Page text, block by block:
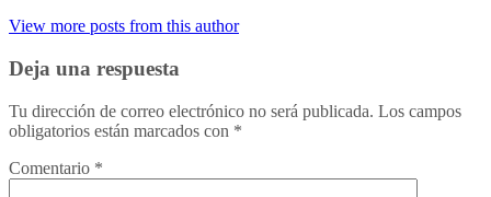
View more posts from this author
Deja una respuesta
Tu dirección de correo electrónico no será publicada. Los campos
obligatorios están marcados con *
Comentario *